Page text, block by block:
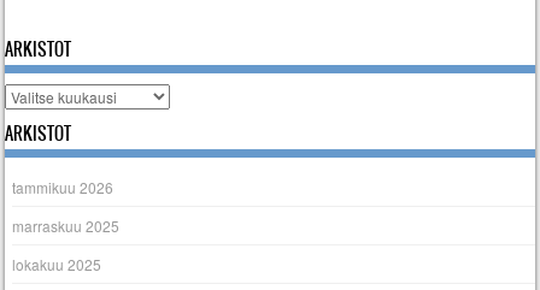
ARKISTOT
Arkistot
ARKISTOT
tammikuu 2026
marraskuu 2025
lokakuu 2025